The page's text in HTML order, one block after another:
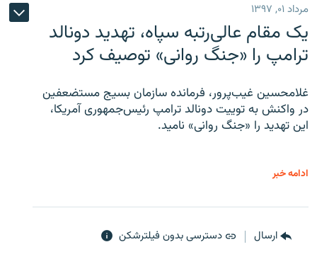
مرداد ۰۱, ۱۳۹۷
یک مقام عالی‌رتبه سپاه، تهدید دونالد
ترامپ را «جنگ روانی» توصیف کرد
غلامحسین غیب‌پرور، فرمانده سازمان بسیج مستضعفین
در واکنش به توییت دونالد ترامپ رئیس‌جمهوری آمریکا،
این تهدید را «جنگ روانی» نامید.
ادامه خبر
ارسال دسترسی بدون فیلترشکن